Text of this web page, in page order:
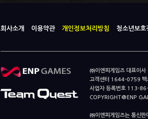
회사소개 이용약관 개인정보처리방침 청소년보호
㈜이엔피게임즈 대표이
고객센터 1644-0759
사업자 등록번호 113-
COPYRIGHT@ENP
㈜이엔피게임즈는 통신판